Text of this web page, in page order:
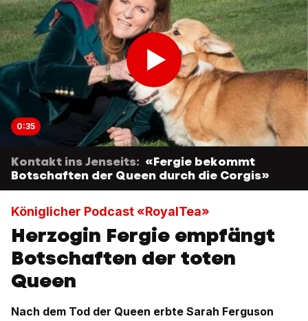
0:35
Kontakt ins Jenseits: «Fergie bekommt
Botschaften der Queen durch die Corgis»
Königlicher Podcast «RoyalTea»
Herzogin Fergie empfängt
Botschaften der toten
Queen
Nach dem Tod der Queen erbte Sarah Ferguson